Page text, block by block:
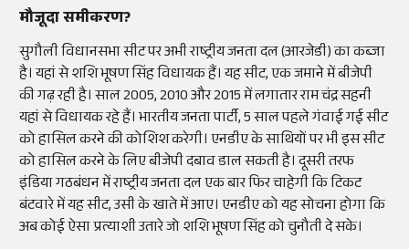
मौजूदा समीकरण?
सुगौली विधानसभा सीट पर अभी राष्ट्रीय जनता दल (आरजेडी) का कब्जा
है। यहां से शशि भूषण सिंह विधायक हैं। यह सीट, एक जमाने में बीजेपी
की गढ़ रही है। साल 2005, 2010 और 2015 में लगातार राम चंद्र सहनी
यहां से विधायक रहे हैं। भारतीय जनता पार्टी, 5 साल पहले गंवाई गई सीट
को हासिल करने की कोशिश करेगी। एनडीए के साथियों पर भी इस सीट
को हासिल करने के लिए बीजेपी दबाव डाल सकती है। दूसरी तरफ
इंडिया गठबंधन में राष्ट्रीय जनता दल एक बार फिर चाहेगी कि टिकट
बंटवारे में यह सीट, उसी के खाते में आए। एनडीए को यह सोचना होगा कि
अब कोई ऐसा प्रत्याशी उतारे जो शशि भूषण सिंह को चुनौती दे सके।